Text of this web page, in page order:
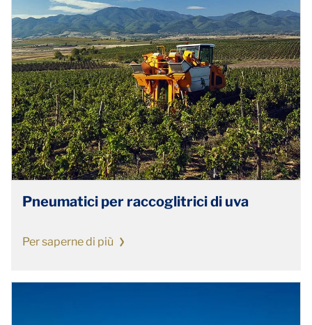
Pneumatici per raccoglitrici di uva
Per saperne di più